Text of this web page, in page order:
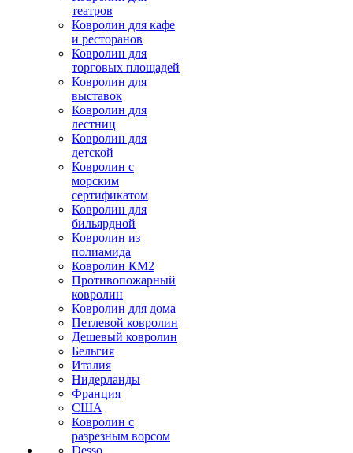
театров
Ковролин для кафе
и ресторанов
Ковролин для
торговых площадей
Ковролин для
выставок
Ковролин для
лестниц
Ковролин для
детской
Ковролин с
морским
сертификатом
Ковролин для
бильярдной
Ковролин из
полиамида
Ковролин КМ2
Противопожарный
ковролин
Ковролин для дома
Петлевой ковролин
Дешевый ковролин
Бельгия
Италия
Нидерланды
Франция
США
Ковролин с
разрезным ворсом
Desso